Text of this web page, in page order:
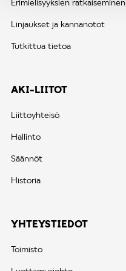
Erimielisyyksien ratkaiseminen
Linjaukset ja kannanotot
Tutkittua tietoa
AKI-LIITOT
Liittoyhteisö
Hallinto
Säännöt
Historia
YHTEYSTIEDOT
Toimisto